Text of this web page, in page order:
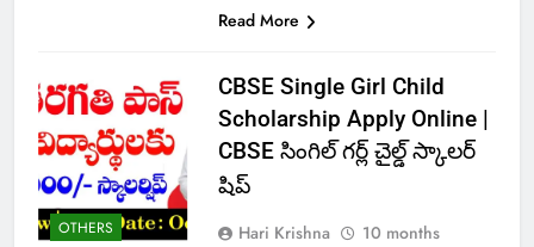
Read More
OTHERS
CBSE Single Girl Child
Scholarship Apply Online |
CBSE సింగిల్ గర్ల్ చైల్డ్ స్కాలర్
షిప్
Hari Krishna
10 months